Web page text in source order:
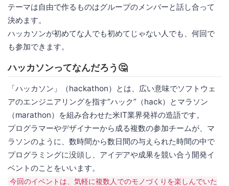
テーマは自由で作るものはグループのメンバーと話し合って
決めます。
ハッカソンが初めてな人でも初めてじゃない人でも、何回で
も参加できます。
ハッカソンってなんだろう🤔
「ハッカソン」（hackathon）とは、広い意味でソフトウェ
アのエンジニアリングを指す“ハック”（hack）とマラソン
（marathon）を組み合わせた米IT業界発祥の造語です。
プログラマーやデザイナーから成る複数の参加チームが、マ
ラソンのように、数時間から数日間の与えられた時間の中で
プログラミングに没頭し、アイデアや成果を競い合う開発イ
ベントのことをいいます。
今回のイベントは、気軽に複数人でのモノづくりを楽しんでいた